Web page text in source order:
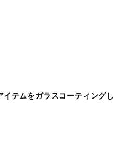
テムをガラスコーティングし